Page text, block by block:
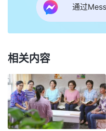
感受到，因着情感她心
撒但败坏性情与神讲理
了唤醒她麻木的心，使她
透爸爸的实质，但相信神
她应该顺服下来寻求、等
一天吃过晚饭，张
通过
相关内容